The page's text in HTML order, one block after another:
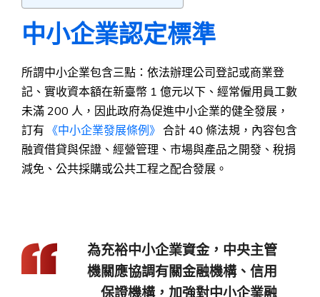
中小企業認定標準
所謂中小企業包含三點：依法辦理公司登記或商業登
記、實收資本額在新臺幣 1 億元以下、經常僱用員工數
未滿 200 人，因此政府為促進中小企業的健全發展，
訂有 《中小企業發展條例》 合計 40 條法規，內容包含
融資借貸與保證、經營管理、市場與產品之開發、稅捐
減免、公共採購或公共工程之配合發展。
為充裕中小企業資金，中央主管
機關應協調有關金融機構、信用
保證機構，加強對中小企業融